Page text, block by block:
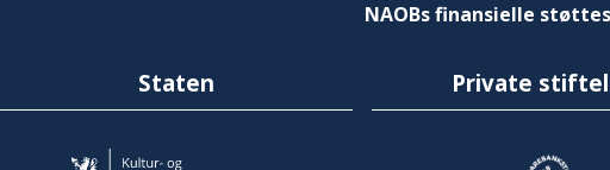
NAOBs finansielle
Staten Private